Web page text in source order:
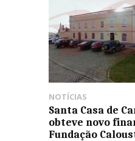
NOTÍCIAS
Santa Casa de
obteve novo
Fundação